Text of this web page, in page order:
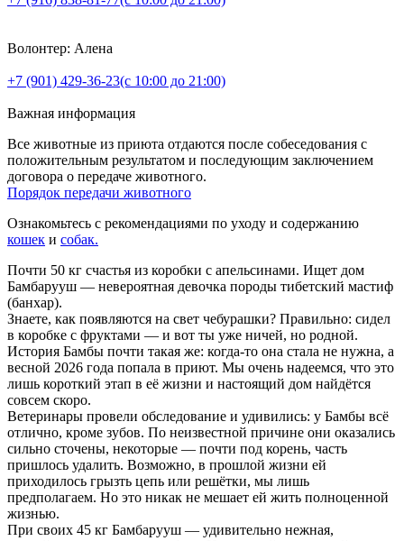
Волонтер: Алена
+7 (901) 429-36-23(с 10:00 до 21:00)
Важная информация
Все животные из приюта отдаются после собеседования с
положительным результатом и последующим заключением
договора о передаче животного.
Порядок передачи животного
Ознакомьтесь с рекомендациями по уходу и содержанию
кошек и собак.
Почти 50 кг счастья из коробки с апельсинами. Ищет дом
Бамбарууш — невероятная девочка породы тибетский мастиф
(банхар).
Знаете, как появляются на свет чебурашки? Правильно: сидел
в коробке с фруктами — и вот ты уже ничей, но родной.
История Бамбы почти такая же: когда-то она стала не нужна, а
весной 2026 года попала в приют. Мы очень надеемся, что это
лишь короткий этап в её жизни и настоящий дом найдётся
совсем скоро.
Ветеринары провели обследование и удивились: у Бамбы всё
отлично, кроме зубов. По неизвестной причине они оказались
сильно сточены, некоторые — почти под корень, часть
пришлось удалить. Возможно, в прошлой жизни ей
приходилось грызть цепь или решётки, мы лишь
предполагаем. Но это никак не мешает ей жить полноценной
жизнью.
При своих 45 кг Бамбарууш — удивительно нежная,